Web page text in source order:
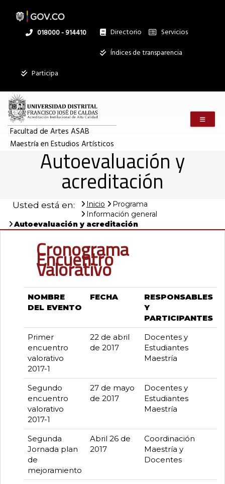
contenido
Linea
018000 - 914410 Directorio
Institucional
Servicios
Índices de transparencia
Participa
Facultad de Artes ASAB
Maestría en Estudios Artísticos
Autoevaluación y
acreditación
Usted está en: Inicio
Programa
Información general
Autoevaluación y acreditación
Cronograma
Encuentro
Valorativo
NOMBRE
DEL EVENTO
FECHA
RESPONSABLES
Y
PARTICIPANTES
Primer
encuentro
valorativo
2017-1
22 de abril
de 2017
Docentes y
Estudiantes
Maestría
Segundo
encuentro
valorativo
2017-1
27 de mayo
de 2017
Docentes y
Estudiantes
Maestría
Segunda
Jornada plan
de
mejoramiento
Abril 26 de
2017
Coordinación
Maestría y
Docentes